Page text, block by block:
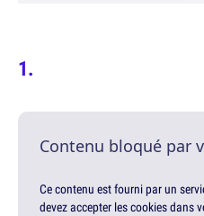
Contenu bloqué par
Ce contenu est fourni par un
devez accepter les cookies dans